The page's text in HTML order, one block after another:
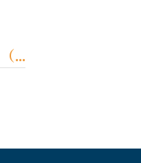
...